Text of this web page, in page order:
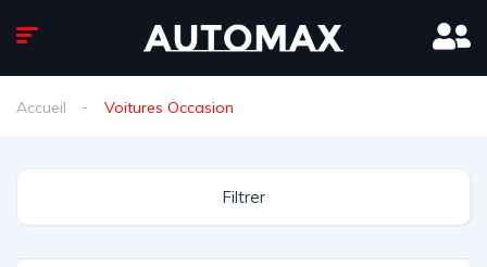
Accueil Voitures Occasion
Filtrer